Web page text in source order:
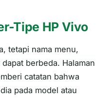
Tipe HP Vivo
tetapi nama menu,
berbeda. Halaman
catatan bahwa
pada model atau